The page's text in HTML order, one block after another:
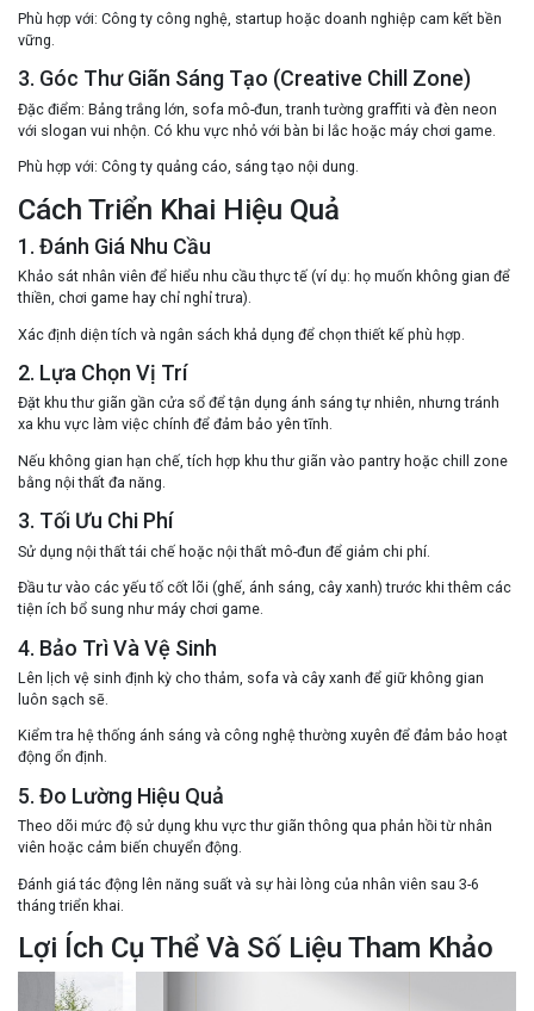
Phù hợp với: Công ty công nghệ, startup hoặc doanh nghiệp cam kết bền
vững.
3. Góc Thư Giãn Sáng Tạo (Creative Chill Zone)
Đặc điểm: Bảng trắng lớn, sofa mô-đun, tranh tường graffiti và đèn neon
với slogan vui nhộn. Có khu vực nhỏ với bàn bi lắc hoặc máy chơi game.
Phù hợp với: Công ty quảng cáo, sáng tạo nội dung.
Cách Triển Khai Hiệu Quả
1. Đánh Giá Nhu Cầu
Khảo sát nhân viên để hiểu nhu cầu thực tế (ví dụ: họ muốn không gian để
thiền, chơi game hay chỉ nghỉ trưa).
Xác định diện tích và ngân sách khả dụng để chọn thiết kế phù hợp.
2. Lựa Chọn Vị Trí
Đặt khu thư giãn gần cửa sổ để tận dụng ánh sáng tự nhiên, nhưng tránh
xa khu vực làm việc chính để đảm bảo yên tĩnh.
Nếu không gian hạn chế, tích hợp khu thư giãn vào pantry hoặc chill zone
bằng nội thất đa năng.
3. Tối Ưu Chi Phí
Sử dụng nội thất tái chế hoặc nội thất mô-đun để giảm chi phí.
Đầu tư vào các yếu tố cốt lõi (ghế, ánh sáng, cây xanh) trước khi thêm các
tiện ích bổ sung như máy chơi game.
4. Bảo Trì Và Vệ Sinh
Lên lịch vệ sinh định kỳ cho thảm, sofa và cây xanh để giữ không gian
luôn sạch sẽ.
Kiểm tra hệ thống ánh sáng và công nghệ thường xuyên để đảm bảo hoạt
động ổn định.
5. Đo Lường Hiệu Quả
Theo dõi mức độ sử dụng khu vực thư giãn thông qua phản hồi từ nhân
viên hoặc cảm biến chuyển động.
Đánh giá tác động lên năng suất và sự hài lòng của nhân viên sau 3-6
tháng triển khai.
Lợi Ích Cụ Thể Và Số Liệu Tham Khảo